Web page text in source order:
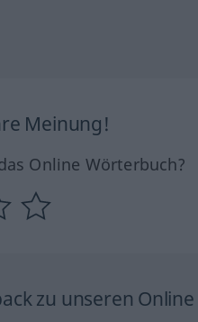
Meinung!
Online Wörterbuch?
zu unseren